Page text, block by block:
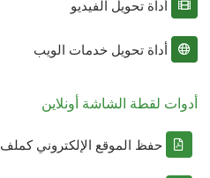
أداة تحويل الفيديو
أداة تحويل خدمات الويب
أدوات لقطة الشاشة أونلاين
حفظ الموقع الإلكتروني كملف PDF